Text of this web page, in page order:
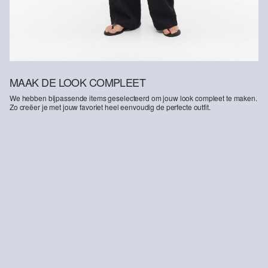
MAAK DE LOOK COMPLEET
We hebben bijpassende items geselecteerd om jouw look compleet te maken.
Zo creëer je met jouw favoriet heel eenvoudig de perfecte outfit.